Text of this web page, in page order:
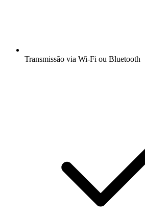
Transmissão via Wi-Fi ou Bluetooth